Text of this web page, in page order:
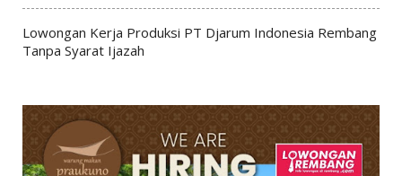
Lowongan Kerja Produksi PT Djarum Indonesia Rembang
Tanpa Syarat Ijazah